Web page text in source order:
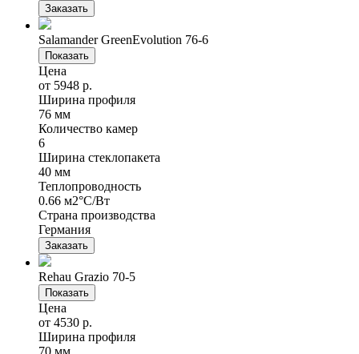
Заказать
Salamander GreenEvolution 76-6
Показать
Цена
от 5948 р.
Ширина профиля
76 мм
Количество камер
6
Ширина стеклопакета
40 мм
Теплопроводность
0.66 м2°С/Вт
Страна производства
Германия
Заказать
Rehau Grazio 70-5
Показать
Цена
от 4530 р.
Ширина профиля
70 мм